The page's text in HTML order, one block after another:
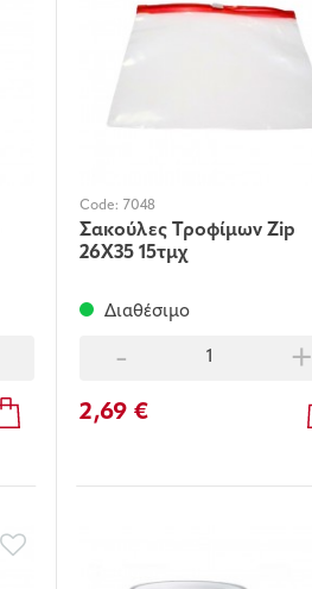
Code: 7048
Σακούλες Τροφίμων Zip
26Χ35 15τμχ
Διαθέσιμο
- +
2,69 €